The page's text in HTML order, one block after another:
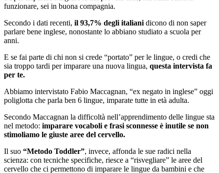
funzionare, sei in buona compagnia.
Secondo i dati recenti, il 93,7% degli italianidicono di non saper
parlare bene inglese, nonostante lo abbiano studiato a scuola per
anni.
E se fai parte di chi non si crede “portato” per le lingue, o credi che
sia troppo tardi per imparare una nuova lingua, questa intervista fa
per te.
Abbiamo intervistato Fabio Maccagnan, “ex negato in inglese” oggi
poliglotta che parla ben 6 lingue, imparate tutte in età adulta.
Secondo Maccagnan la difficoltà nell’apprendimento delle lingue sta
nel metodo: imparare vocaboli e frasi sconnesse è inutile se non
stimoliamo le giuste aree del cervello.
Il suo “Metodo Toddler”, invece, affonda le sue radici nella
scienza: con tecniche specifiche, riesce a “risvegliare” le aree del
cervello che ci permettono di imparare le lingue da bambini e che